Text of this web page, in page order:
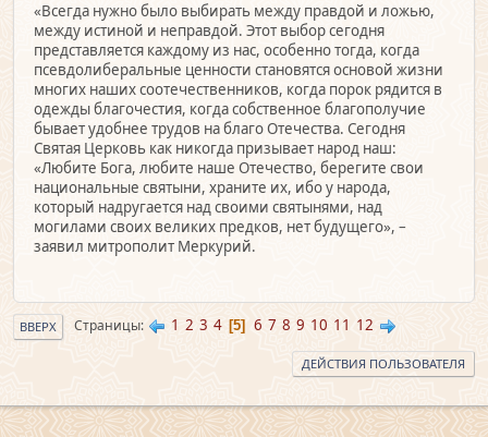
«Всегда нужно было выбирать между правдой и ложью,
между истиной и неправдой. Этот выбор сегодня
представляется каждому из нас, особенно тогда, когда
псевдолиберальные ценности становятся основой жизни
многих наших соотечественников, когда порок рядится в
одежды благочестия, когда собственное благополучие
бывает удобнее трудов на благо Отечества. Сегодня
Святая Церковь как никогда призывает народ наш:
«Любите Бога, любите наше Отечество, берегите свои
национальные святыни, храните их, ибо у народа,
который надругается над своими святынями, над
могилами своих великих предков, нет будущего», –
заявил митрополит Меркурий.
ВВЕРХ Страницы 1 2 3 4 5 6 7 8 9 10 11 12
ДЕЙСТВИЯ ПОЛЬЗОВАТЕЛЯ